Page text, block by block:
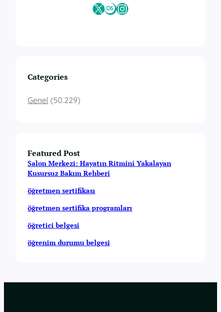
X Last.fmInstagram
Categories
Genel (50.229)
Featured Post
Salon Merkezi: Hayatın Ritmini Yakalayan
Kusursuz Bakım Rehberi
öğretmen sertifikası
öğretmen sertifika programları
öğretici belgesi
öğrenim durumu belgesi